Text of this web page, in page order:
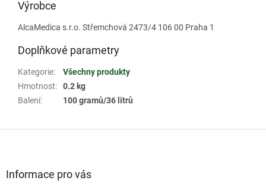
Výrobce
AlcaMedica s.r.o. Střemchová 2473/4 106 00 Praha 1
Doplňkové parametry
Kategorie:
Všechny produkty
Hmotnost:
0.2 kg
Balení: 100 gramů/36 litrů
Informace pro vás